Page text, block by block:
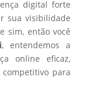
digital forte
sua visibilidade
sim, então você
, entendemos a
online eficaz,
para